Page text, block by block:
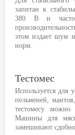
запитан к
380 В и
этом издает шум
норм.
Тестомес
Используется для
пельменей,
тестомесу можно
Машины для
замешивают